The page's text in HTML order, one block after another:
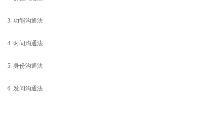
3. 功能沟通法
4. 时间沟通法
5. 身份沟通法
6. 发问沟通法